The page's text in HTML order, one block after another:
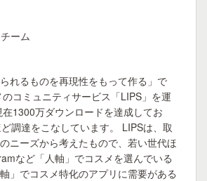
ーム
れるものを再現性をもって作る」で
コミュニティサービス「LIPS」を運
1300万ダウンロードを達成してお
調達をこなしています。 LIPSは、取
ニーズから考えたもので、若い世代ほ
など「人軸」でコスメを選んでいる
」でコスメ特化のアプリに需要がある